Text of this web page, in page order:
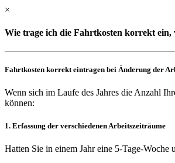
×
Wie trage ich die Fahrtkosten korrekt ein,
Fahrtkosten korrekt eintragen bei Änderung der
Wenn sich im Laufe des Jahres die Anzahl
können:
1. Erfassung der verschiedenen Arbeitszeiträume
Hatten Sie in einem Jahr eine 5-Tage-